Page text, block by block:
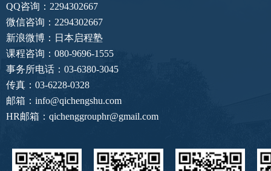
QQ咨询：2294302667
微信咨询：2294302667
新浪微博：日本启程塾
课程咨询：080-9696-1555
事务所电话：03-6380-3045
传真：03-6228-0328
邮箱：info@qichengshu.com
HR邮箱：qichenggrouphr@gmail.com